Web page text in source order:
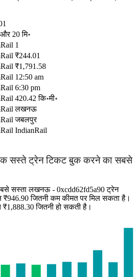
20 मि॰
1
₹244.01
₹1,791.58
12:50 am
6:30 pm
420.42 कि॰मी॰
लखनऊ
जबलपुर
IndianRail
Lucknow
©CARTO
सस्ते ट्रेन टिकट बुक करने का सबसे
सस्ता लखनऊ - 0xcdd62fd5a90 ट्रेन
जितनी कम कीमत पर मिल सकता है।
जितनी हो सकती है।